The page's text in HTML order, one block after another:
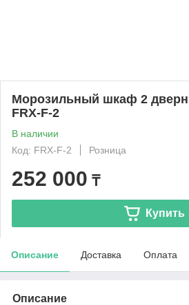
Морозильный шкаф 2
FRX-F-2
В наличии
Код: FRX-F-2
Розница
252 000 ₸
Купить
Описание Доставка Оплата
Описание